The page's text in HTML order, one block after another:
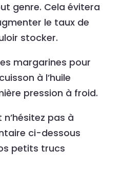
genre. Cela évitera
le taux de
stocker.
margarines pour
à l’huile
pression à froid.
pas à
ci-dessous
petits trucs